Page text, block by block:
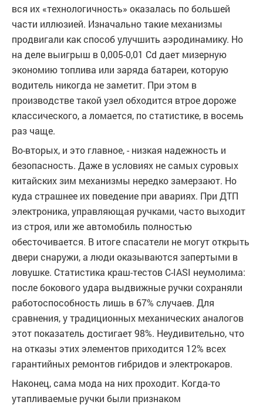
вся их «технологичность» оказалась по большей
части иллюзией. Изначально такие механизмы
продвигали как способ улучшить аэродинамику. Но
на деле выигрыш в 0,005-0,01 Cd дает мизерную
экономию топлива или заряда батареи, которую
водитель никогда не заметит. При этом в
производстве такой узел обходится втрое дороже
классического, а ломается, по статистике, в восемь
раз чаще.
Во-вторых, и это главное, - низкая надежность и
безопасность. Даже в условиях не самых суровых
китайских зим механизмы нередко замерзают. Но
куда страшнее их поведение при авариях. При ДТП
электроника, управляющая ручками, часто выходит
из строя, или же автомобиль полностью
обесточивается. В итоге спасатели не могут открыть
двери снаружи, а люди оказываются запертыми в
ловушке. Статистика краш-тестов C-IASI неумолима:
после бокового удара выдвижные ручки сохраняли
работоспособность лишь в 67% случаев. Для
сравнения, у традиционных механических аналогов
этот показатель достигает 98%. Неудивительно, что
на отказы этих элементов приходится 12% всех
гарантийных ремонтов гибридов и электрокаров.
Наконец, сама мода на них проходит. Когда-то
утапливаемые ручки были признаком